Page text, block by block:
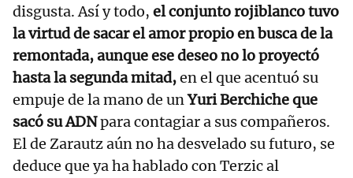
disgusta. Así y todo, el conjunto rojiblanco tuvo
la virtud de sacar el amor propio en busca de la
remontada, aunque ese deseo no lo proyectó
hasta la segunda mitad,en el que acentuó su
empuje de la mano de unYuri Berchiche que
sacó su ADNpara contagiar a sus compañeros.
El de Zarautz aún no ha desvelado su futuro, se
deduce que ya ha hablado con Terzic al